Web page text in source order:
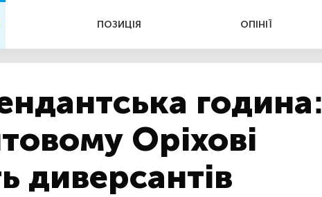
ПОЗИЦІЯ ОПІНІЇ
година:
Оріхові
диверсантів